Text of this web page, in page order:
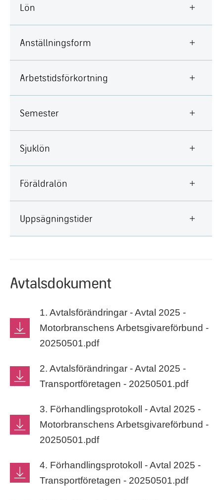
Lön
Anställningsform
Arbetstidsförkortning
Semester
Sjuklön
Föräldralön
Uppsägningstider
Avtalsdokument
1. Avtalsförändringar - Avtal 2025 -
Motorbranschens Arbetsgivareförbund -
20250501.pdf
2. Avtalsförändringar - Avtal 2025 -
Transportföretagen - 20250501.pdf
3. Förhandlingsprotokoll - Avtal 2025 -
Motorbranschens Arbetsgivareförbund -
20250501.pdf
4. Förhandlingsprotokoll - Avtal 2025 -
Transportföretagen - 20250501.pdf